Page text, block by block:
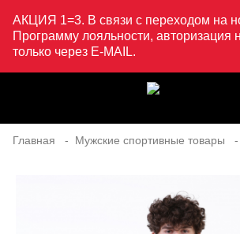
АКЦИЯ 1=3. В связи с переходом на
Программу лояльности, авторизация
только через E-MAIL.
Главная Мужские спортивные товары